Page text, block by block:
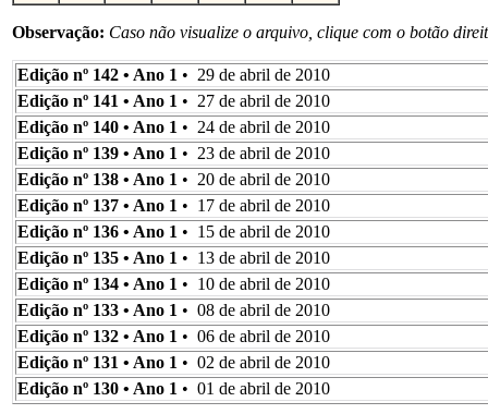
Observação: Caso não visualize o arquivo, clique com o botão
Edição nº 142 • Ano 1 • 29 de abril de 2010
Edição nº 141 • Ano 1 • 27 de abril de 2010
Edição nº 140 • Ano 1 • 24 de abril de 2010
Edição nº 139 • Ano 1 • 23 de abril de 2010
Edição nº 138 • Ano 1 • 20 de abril de 2010
Edição nº 137 • Ano 1 • 17 de abril de 2010
Edição nº 136 • Ano 1 • 15 de abril de 2010
Edição nº 135 • Ano 1 • 13 de abril de 2010
Edição nº 134 • Ano 1 • 10 de abril de 2010
Edição nº 133 • Ano 1 • 08 de abril de 2010
Edição nº 132 • Ano 1 • 06 de abril de 2010
Edição nº 131 • Ano 1 • 02 de abril de 2010
Edição nº 130 • Ano 1 • 01 de abril de 2010